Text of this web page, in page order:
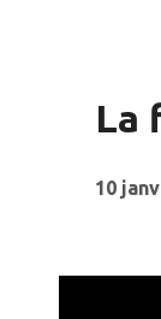
La
10